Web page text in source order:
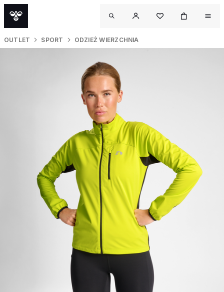
OUTLET SPORT ODZIEŻ WIERZCHNIA